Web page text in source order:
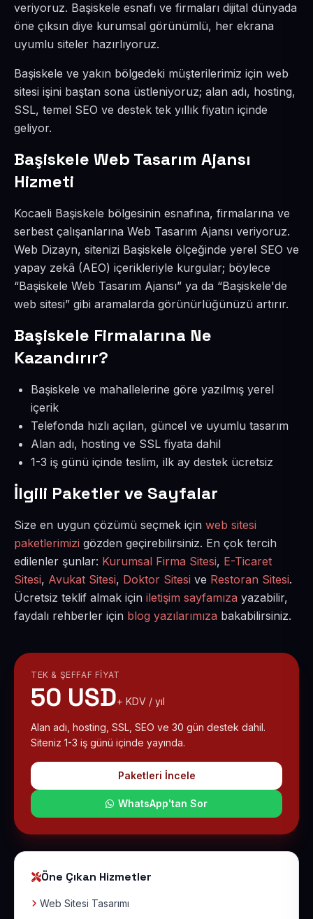
veriyoruz. Başiskele esnafı ve firmaları dijital dünyada
öne çıksın diye kurumsal görünümlü, her ekrana
uyumlu siteler hazırlıyoruz.
Başiskele ve yakın bölgedeki müşterilerimiz için web
sitesi işini baştan sona üstleniyoruz; alan adı, hosting,
SSL, temel SEO ve destek tek yıllık fiyatın içinde
geliyor.
Başiskele Web Tasarım Ajansı
Hizmeti
Kocaeli Başiskele bölgesinin esnafına, firmalarına ve
serbest çalışanlarına Web Tasarım Ajansı veriyoruz.
Web Dizayn, sitenizi Başiskele ölçeğinde yerel SEO ve
yapay zekâ (AEO) içerikleriyle kurgular; böylece
“Başiskele Web Tasarım Ajansı” ya da “Başiskele'de
web sitesi” gibi aramalarda görünürlüğünüzü artırır.
Başiskele Firmalarına Ne
Kazandırır?
Başiskele ve mahallelerine göre yazılmış yerel
içerik
Telefonda hızlı açılan, güncel ve uyumlu tasarım
Alan adı, hosting ve SSL fiyata dahil
1-3 iş günü içinde teslim, ilk ay destek ücretsiz
İlgili Paketler ve Sayfalar
Size en uygun çözümü seçmek için web sitesi
paketlerimizi gözden geçirebilirsiniz. En çok tercih
edilenler şunlar: Kurumsal Firma Sitesi, E-Ticaret
Sitesi, Avukat Sitesi, Doktor Sitesi ve Restoran Sitesi.
Ücretsiz teklif almak için iletişim sayfamıza yazabilir,
faydalı rehberler için blog yazılarımıza bakabilirsiniz.
TEK & ŞEFFAF FIYAT
50 USD+ KDV / yıl
Alan adı, hosting, SSL, SEO ve 30 gün destek dahil.
Siteniz 1-3 iş günü içinde yayında.
Paketleri İncele
WhatsApp'tan Sor
Öne Çıkan Hizmetler
Web Sitesi Tasarımı